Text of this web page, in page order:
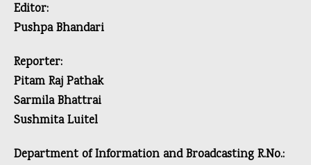
Editor:
Pushpa Bhandari
Reporter:
Pitam Raj Pathak
Sarmila Bhattrai
Sushmita Luitel
Department of Information and Broadcasting R.No.: